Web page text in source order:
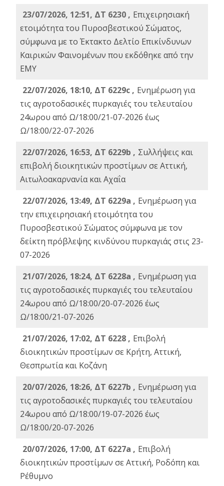
23/07/2026, 12:51, ΔΤ 6230 , Επιχειρησιακή
ετοιμότητα του Πυροσβεστικού Σώματος,
σύμφωνα με το Έκτακτο Δελτίο Επικίνδυνων
Καιρικών Φαινομένων που εκδόθηκε από την
ΕΜΥ
22/07/2026, 18:10, ΔΤ 6229c , Ενημέρωση για
τις αγροτοδασικές πυρκαγιές του τελευταίου
24ωρου από Ω/18:00/21-07-2026 έως
Ω/18:00/22-07-2026
22/07/2026, 16:53, ΔΤ 6229b , Σuλλήψεις και
επιβολή διοικητικών προστίμων σε Αττική,
Αιτωλοακαρνανία και Αχαΐα
22/07/2026, 13:49, ΔΤ 6229a , Ενημέρωση για
την επιχειρησιακή ετοιμότητα του
Πυροσβεστικού Σώματος σύμφωνα με τον
δείκτη πρόβλεψης κινδύνου πυρκαγιάς στις 23-
07-2026
21/07/2026, 18:24, ΔΤ 6228a , Ενημέρωση για
τις αγροτοδασικές πυρκαγιές του τελευταίου
24ωρου από Ω/18:00/20-07-2026 έως
Ω/18:00/21-07-2026
21/07/2026, 17:02, ΔΤ 6228 , Επιβολή
διοικητικών προστίμων σε Κρήτη, Αττική,
Θεσπρωτία και Κοζάνη
20/07/2026, 18:26, ΔΤ 6227b , Ενημέρωση για
τις αγροτοδασικές πυρκαγιές του τελευταίου
24ωρου από Ω/18:00/19-07-2026 έως
Ω/18:00/20-07-2026
20/07/2026, 17:00, ΔΤ 6227a , Επιβολή
διοικητικών προστίμων σε Αττική, Ροδόπη και
Ρέθυμνο